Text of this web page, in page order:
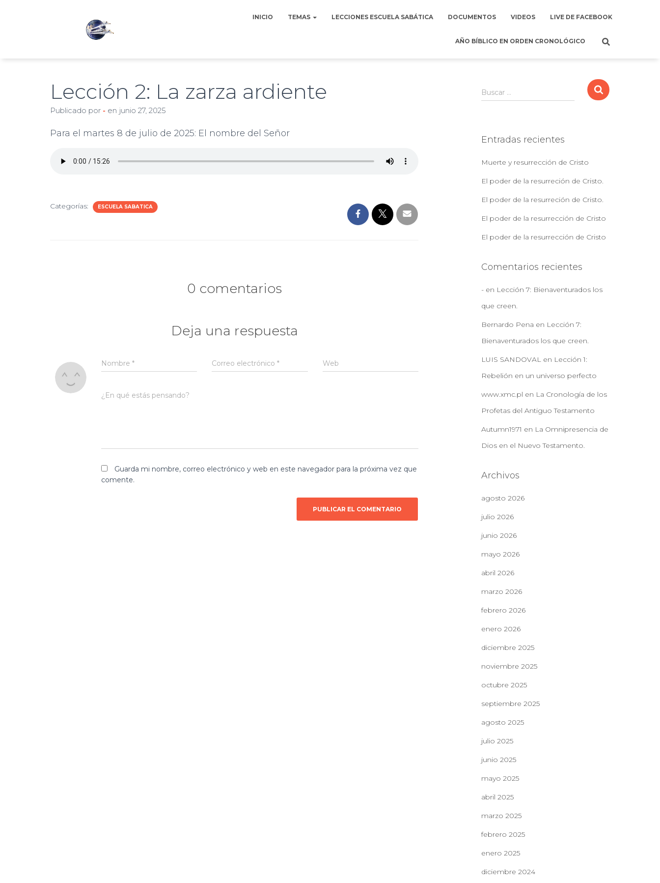
INICIO TEMAS LECCIONES ESCUELA SABÁTICA DOCUMENTOS VIDEOS LIVE DE FACEBOOK
AÑO BÍBLICO EN ORDEN CRONOLÓGICO
Lección 2: La zarza ardiente
Publicado por - en junio 27, 2025
Para el martes 8 de julio de 2025: El nombre del Señor
Categorías: ESCUELA SABATICA
0 comentarios
Deja una respuesta
Nombre * Correo electrónico* Web
¿En qué estás pensando?
Guarda mi nombre, correo electrónico y web en este navegador para la próxima vez que
comente.
B
u
r
Buscar …
Entradas recientes
Muerte y resurrección de Cristo
El poder de la resurreción de Cristo.
El poder de la resurreción de Cristo.
El poder de la resurrección de Cristo
El poder de la resurrección de Cristo
Comentarios recientes
-en Lección 7: Bienaventurados los
que creen.
Bernardo Pena en Lección 7:
Bienaventurados los que creen.
LUIS SANDOVALen Lección 1:
Rebelión en un universo perfecto
www.xmc.pl en La Cronología de los
Profetas del Antiguo Testamento
Autumn1971 en La Omnipresencia de
Dios en el Nuevo Testamento.
Archivos
agosto 2026
julio 2026
junio 2026
mayo 2026
abril 2026
marzo 2026
febrero 2026
enero 2026
diciembre 2025
noviembre 2025
octubre 2025
septiembre 2025
agosto 2025
julio 2025
junio 2025
mayo 2025
abril 2025
marzo 2025
febrero 2025
enero 2025
diciembre 2024